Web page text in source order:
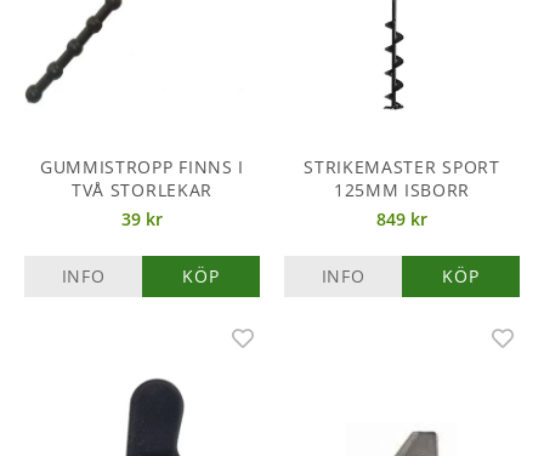
GUMMISTROPP FINNS I
TVÅ STORLEKAR
39 kr
INFO KÖP
STRIKEMASTER SPORT
125MM ISBORR
849 kr
INFO KÖP